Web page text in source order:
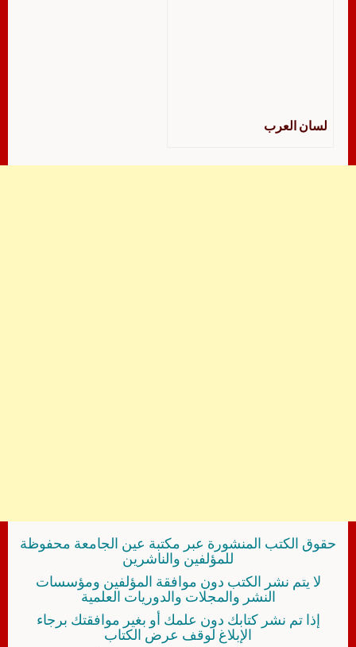
لسان العرب
حقوق الكتب المنشورة عبر مكتبة عين الجامعة محفوظة
للمؤلفين والناشرين
لا يتم نشر الكتب دون موافقة المؤلفين ومؤسسات
النشر والمجلات والدوريات العلمية
إذا تم نشر كتابك دون علمك أو بغير موافقتك برجاء
الإبلاغ لوقف عرض الكتاب